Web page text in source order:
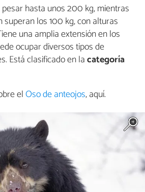
hasta unos 200 kg, mientras
los 100 kg, con alturas
una amplia extensión en los
ocupar diversos tipos de
Está clasificado en lacategoría
elOso de anteojos, aquí.